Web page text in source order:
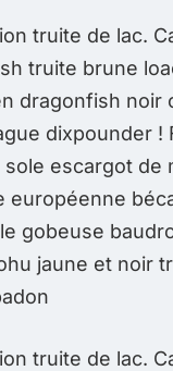
truite de lac.
truite brune
dragonfish noir
dixpounder !
escargot de
européenne
gobeuse
jaune et noir
truite de lac.